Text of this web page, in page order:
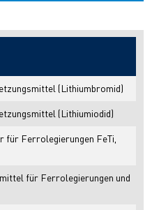
(Lithiumbromid)
(Lithiumiodid)
für Ferrolegierungen FeTi,
für Ferrolegierungen und